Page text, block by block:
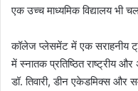
एक उच्च माध्यमिक विद्यालय भी
कॉलेज प्लेसमेंट में एक सराहनीय
में स्नातक प्रतिष्ठित राष्ट्रीय
डॉ. तिवारी, डीन एकेडमिक्स